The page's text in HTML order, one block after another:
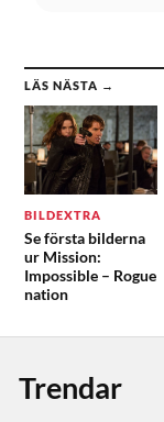
LÄS NÄSTA →
BILDEXTRA
Se första bilderna
ur Mission:
Impossible – Rogue
nation
Trendar